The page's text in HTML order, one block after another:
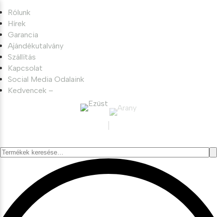
Rólunk
Hírek
Garancia
Ajándékutalvány
Szállítás
Kapcsolat
Social Media Odalaink
Kedvencek –
Keresés
következőre: